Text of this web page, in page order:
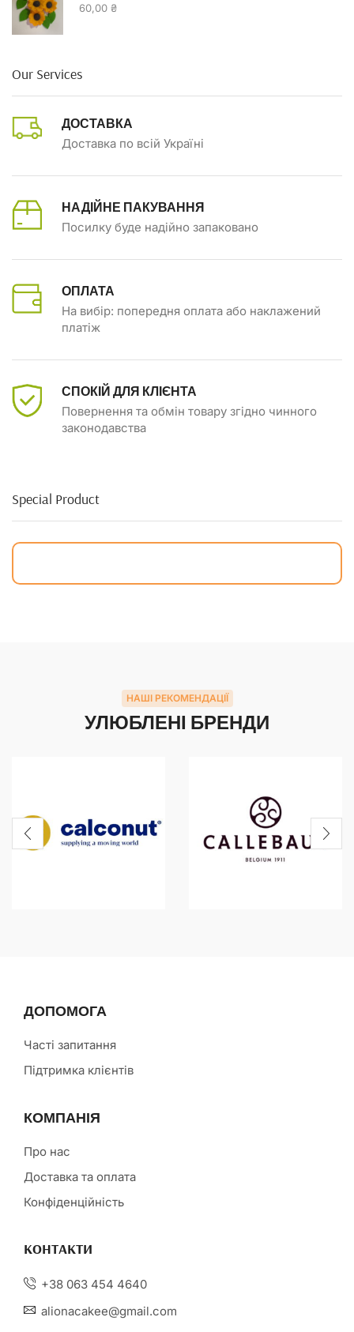
60,00 ₴
Our Services
ДОСТАВКА
Доставка по всій Україні
НАДІЙНЕ ПАКУВАННЯ
Посилку буде надійно запаковано
ОПЛАТА
На вибір: попередня оплата або наклажений
платіж
СПОКІЙ ДЛЯ КЛІЄНТА
Повернення та обмін товару згідно чинного
законодавства
Special Product
НАШІ РЕКОМЕНДАЦІЇ
УЛЮБЛЕНІ БРЕНДИ
ДОПОМОГА
Часті запитання
Підтримка клієнтів
КОМПАНІЯ
Про нас
Доставка та оплата
Конфіденційність
КОНТАКТИ
+38 063 454 4640
alionacakee@gmail.com